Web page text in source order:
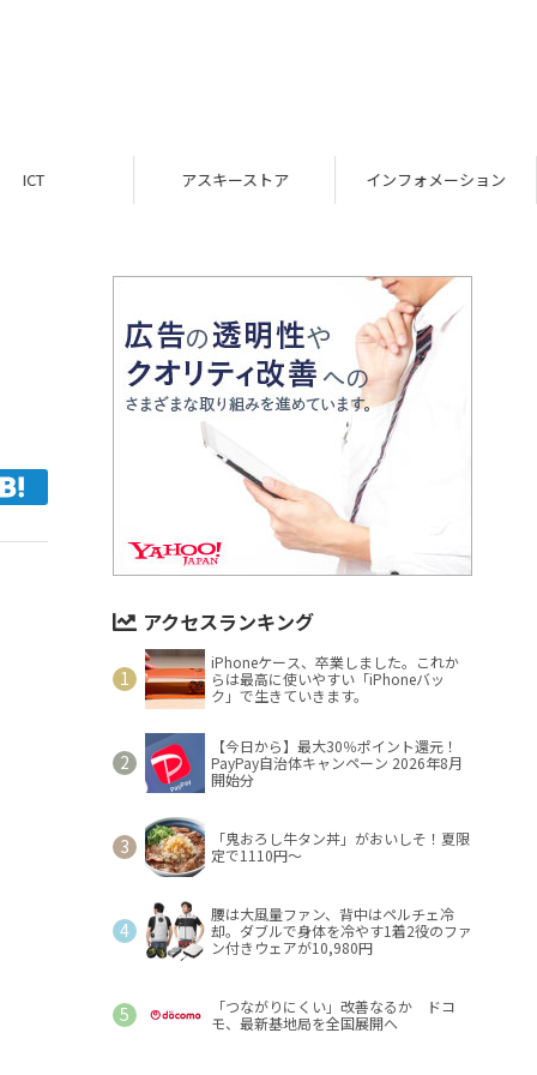
ICT アスキーストア インフォメーション
アクセスランキング
iPhoneケース、卒業しました。これか
らは最高に使いやすい「iPhoneバッ
ク」で生きていきます。
【今日から】最大30％ポイント還元！
PayPay自治体キャンペーン 2026年8月
開始分
「鬼おろし牛タン丼」がおいしそ！夏限
定で1110円～
腰は大風量ファン、背中はペルチェ冷
却。ダブルで身体を冷やす1着2役のファ
ン付きウェアが10,980円
「つながりにくい」改善なるか ドコ
モ、最新基地局を全国展開へ